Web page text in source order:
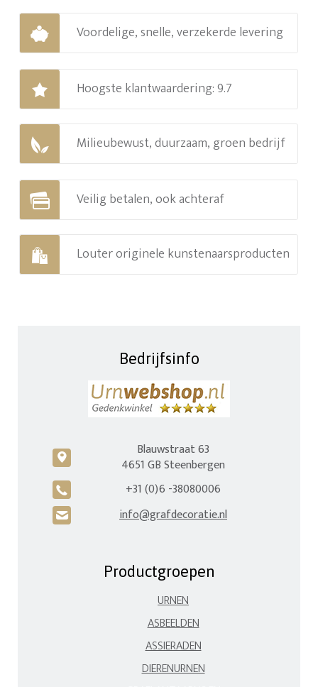
Voordelige, snelle, verzekerde levering
Hoogste klantwaardering: 9.7
Milieubewust, duurzaam, groen bedrijf
Veilig betalen, ook achteraf
Louter originele kunstenaarsproducten
Bedrijfsinfo
c
Blauwstraat 63
4651 GB Steenbergen
A +31 (0)6 -38080006
H info@grafdecoratie.nl
Productgroepen
URNEN
ASBEELDEN
ASSIERADEN
DIERENURNEN